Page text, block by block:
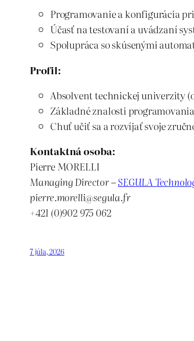
Programovanie a konfigurácia
Účasť na testovaní a uvádzaní
Spolupráca so skúsenými
Profil:
Absolvent technickej univerzity
Základné znalosti
Chuť učiť sa a rozvíjať svoje
Kontaktná osoba:
Pierre MORELLI
Managing Director –SEGULA
pierre.morelli@segula.fr
+421 (0)902 975 062
7 júla, 2026